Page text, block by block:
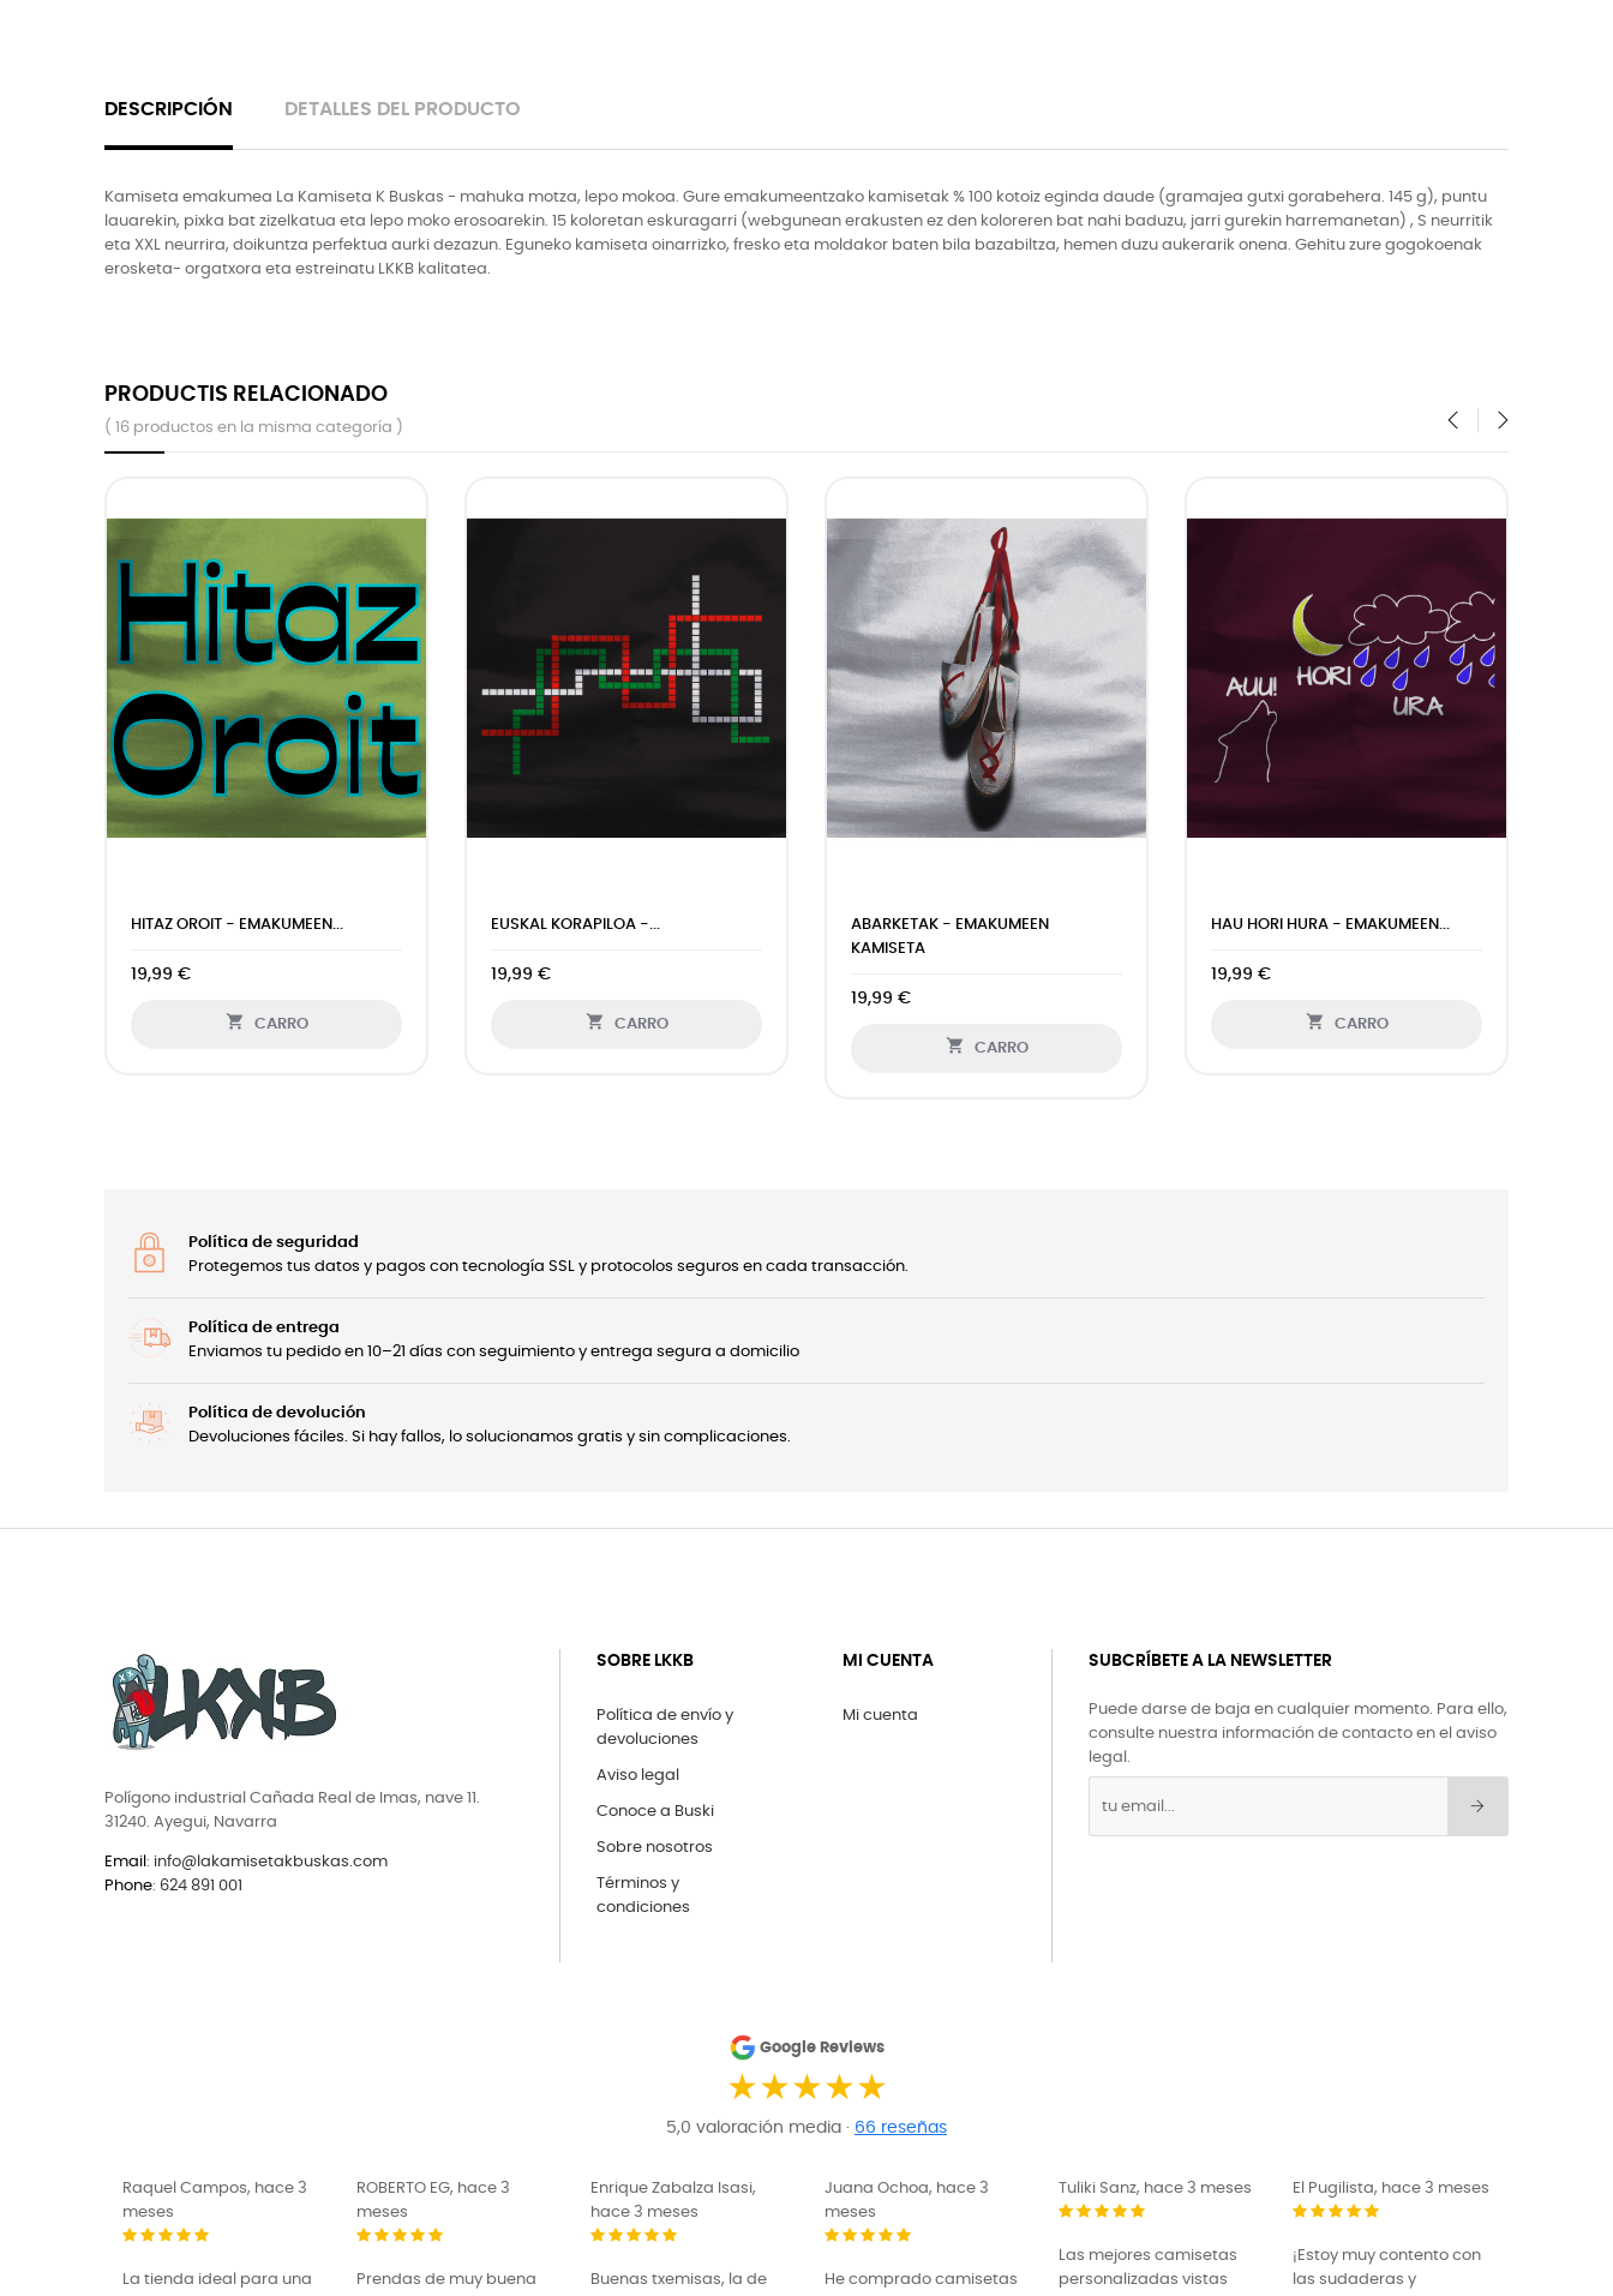
DESCRIPCIÓN DETALLES DEL PRODUCTO
Kamiseta emakumea La Kamiseta K Buskas - mahuka motza, lepo mokoa. Gure emakumeentzako kamisetak % 100 kotoiz eginda daude (gramajea gutxi gorabehera. 145 g), puntu
lauarekin, pixka bat zizelkatua eta lepo moko erosoarekin. 15 koloretan eskuragarri (webgunean erakusten ez den koloreren bat nahi baduzu, jarri gurekin harremanetan) , S neurritik
eta XXL neurrira, doikuntza perfektua aurki dezazun. Eguneko kamiseta oinarrizko, fresko eta moldakor baten bila bazabiltza, hemen duzu aukerarik onena. Gehitu zure gogokoenak
erosketa- orgatxora eta estreinatu LKKB kalitatea.
PRODUCTIS RELACIONADO
( 16 productos en la misma categoría )
HITAZ OROIT - EMAKUMEEN...
19,99 €
 CARRO
EUSKAL KORAPILOA -...
19,99 €
 CARRO
ABARKETAK - EMAKUMEEN
KAMISETA
19,99 €
 CARRO
HAU HORI HURA - EMAKUMEEN...
19,99 €
 CARRO
Política de seguridad
Protegemos tus datos y pagos con tecnología SSL y protocolos seguros en cada transacción.
Política de entrega
Enviamos tu pedido en 10–21 días con seguimiento y entrega segura a domicilio
Política de devolución
Devoluciones fáciles. Si hay fallos, lo solucionamos gratis y sin complicaciones.
Polígono industrial Cañada Real de Imas, nave 11.
31240. Ayegui, Navarra
Email : info@lakamisetakbuskas.com
Phone: 624 891 001
SOBRE LKKB
Política de envío y
devoluciones
Aviso legal
Conoce a Buski
Sobre nosotros
Términos y
condiciones
MI CUENTA
Mi cuenta
SUBCRÍBETE A LA NEWSLETTER
Puede darse de baja en cualquier momento. Para ello,
consulte nuestra información de contacto en el aviso
legal.
Google Reviews
★★★★★
5,0 valoración media · 66 reseñas
Raquel Campos, hace 3
meses
La tienda ideal para una
ROBERTO EG, hace 3
meses
Prendas de muy buena
Enrique Zabalza Isasi,
hace 3 meses
Buenas txemisas, la de
Juana Ochoa, hace 3
meses
He comprado camisetas
Tuliki Sanz, hace 3 meses
Las mejores camisetas
personalizadas vistas
El Pugilista, hace 3 meses
¡Estoy muy contento con
las sudaderas y